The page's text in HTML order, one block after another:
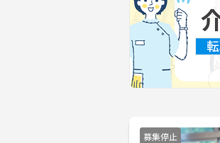
募集停止